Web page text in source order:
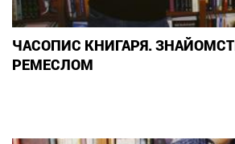
ЧАСОПИС КНИГАРЯ.
РЕМЕСЛОМ